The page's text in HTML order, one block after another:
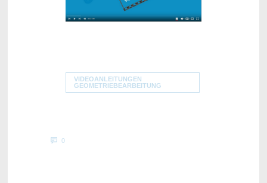
VIDEOANLEITUNGEN
GEOMETRIEBEARBEITUNG
0